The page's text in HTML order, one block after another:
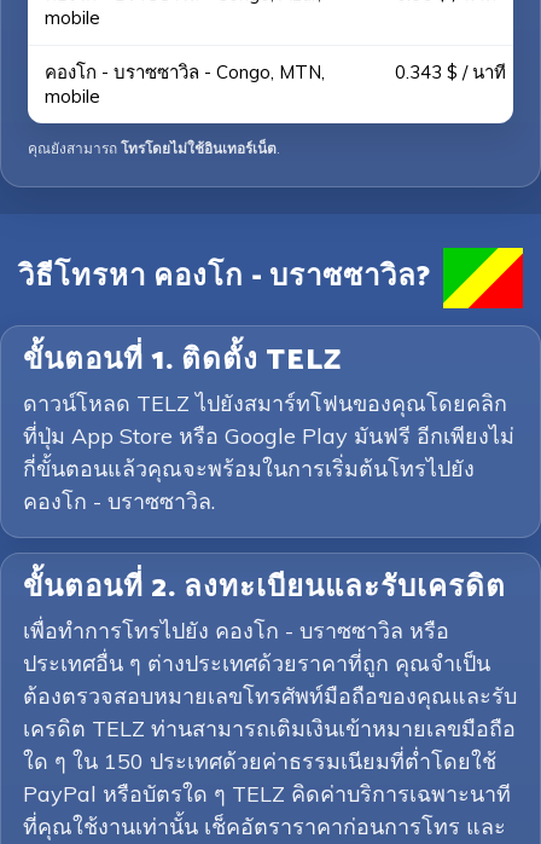
mobile
คองโก - บราซซาวิล - Congo, MTN,
mobile
0.343 $ / นาที
คุณยังสามารถ โทรโดยไม่ใช้อินเทอร์เน็ต.
วิธีโทรหา คองโก - บราซซาวิล?
ขั้นตอนที่ 1. ติดตั้ง TELZ
ดาวน์โหลด TELZ ไปยังสมาร์ทโฟนของคุณโดยคลิก
ที่ปุ่ม App Store หรือ Google Play มันฟรี อีกเพียงไม่
กี่ขั้นตอนแล้วคุณจะพร้อมในการเริ่มต้นโทรไปยัง
คองโก - บราซซาวิล.
ขั้นตอนที่ 2. ลงทะเบียนและรับเครดิต
เพื่อทำการโทรไปยัง คองโก - บราซซาวิล หรือ
ประเทศอื่น ๆ ต่างประเทศด้วยราคาที่ถูก คุณจำเป็น
ต้องตรวจสอบหมายเลขโทรศัพท์มือถือของคุณและรับ
เครดิต TELZ ท่านสามารถเติมเงินเข้าหมายเลขมือถือ
ใด ๆ ใน 150 ประเทศด้วยค่าธรรมเนียมที่ต่ำโดยใช้
PayPal หรือบัตรใด ๆ TELZ คิดค่าบริการเฉพาะนาที
ที่คุณใช้งานเท่านั้น เช็คอัตราราคาก่อนการโทร และ